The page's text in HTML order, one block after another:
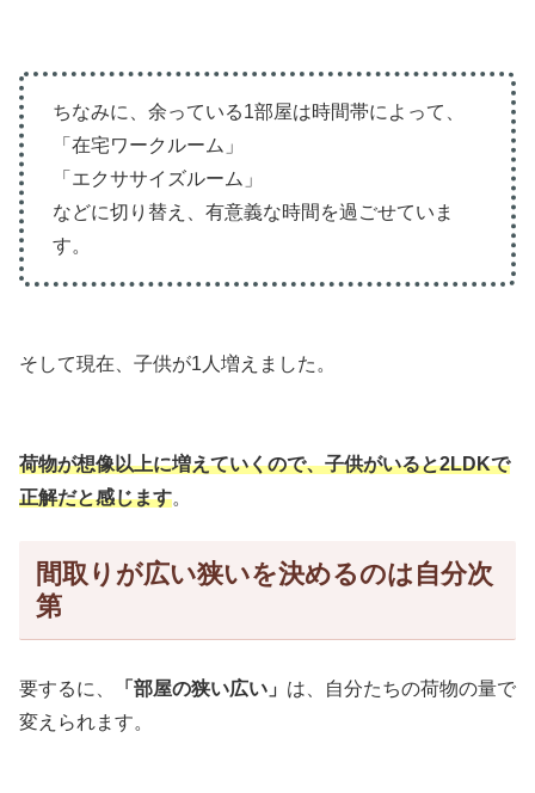
ちなみに、余っている1部屋は時間帯によって、
「在宅ワークルーム」
「エクササイズルーム」
などに切り替え、有意義な時間を過ごせていま
す。
そして現在、子供が1人増えました。
荷物が想像以上に増えていくので、子供がいると2LDKで
正解だと感じます。
間取りが広い狭いを決めるのは自分次
第
要するに、 「部屋の狭い広い」 は、自分たちの荷物の量で
変えられます。